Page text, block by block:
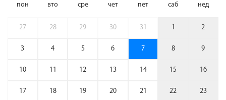
пон вто сре чет пет саб нед
27 28 29 30 31 1 2
3 4 5 6 7 8 9
10 11 12 13 14 15 16
17 18 19 20 21 22 23